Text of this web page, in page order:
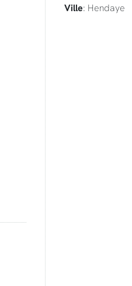
Ville: Hendaye